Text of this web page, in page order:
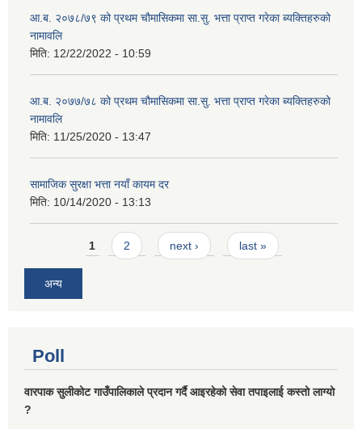
आ.ब. २०७८/७९ को प्रथम चौमासिकमा सा.सु. भत्ता प्राप्त गरेका ब्यक्तिहरुको
नामावलि
मिति: 12/22/2022 - 10:59
आ.ब. २०७७/७८ को प्रथम चौमासिकमा सा.सु. भत्ता प्राप्त गरेका ब्यक्तिहरुको
नामावलि
मिति: 11/25/2020 - 13:47
सामाजिक सुरक्षा भत्ता नयाँ कायम दर
मिति: 10/14/2020 - 13:13
Pages1 2 next › last »
अन्य
Poll
वारपाक सुलीकोट गाउँपालिकाले प्रदान गर्दै आइरहेको सेवा तपाइलाई कस्तो लाग्यो
?